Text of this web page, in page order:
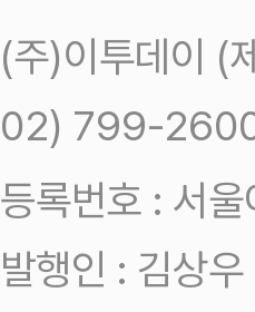
(주)이투데이 (
02) 799-
등록번호 : 서
발행인 : 김상